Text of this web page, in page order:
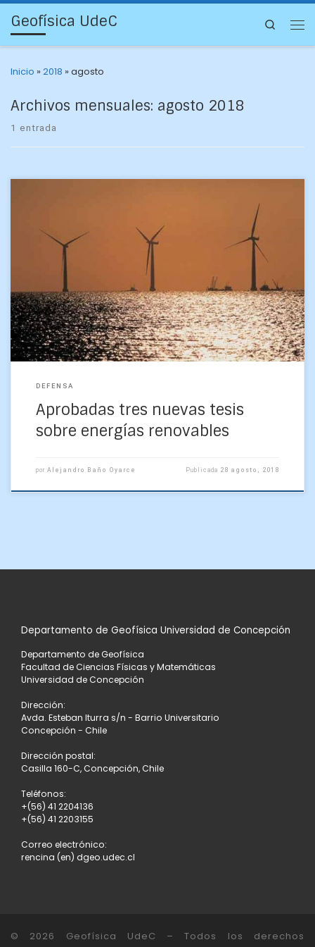
Geofísica UdeC Search
Inicio »2018 »agosto
Archivos mensuales: agosto 2018
1 entrada
Acerca de energías renovables en diversas aplicaciones
versaron las tres defensas de Habilitación Profesional que
aprobaron ayer los ya geofísicos Natalia Aziares Aguayo,
Valeria Mundaca […]
DEFENSA
Aprobadas tres nuevas tesis
sobre energías renovables
por Alejandro Baño Oyarce Publicada 28 agosto, 2018
Departamento de Geofísica Universidad de Concepción
Departamento de Geofísica
Facultad de Ciencias Físicas y Matemáticas
Universidad de Concepción
Dirección:
Avda. Esteban Iturra s/n - Barrio Universitario
Concepción - Chile
Dirección postal:
Casilla 160-C, Concepción, Chile
Teléfonos:
+(56) 41 2204136
+(56) 41 2203155
Correo electrónico:
rencina (en) dgeo.udec.cl
© 2026 Geofísica UdeC – Todos los derechos